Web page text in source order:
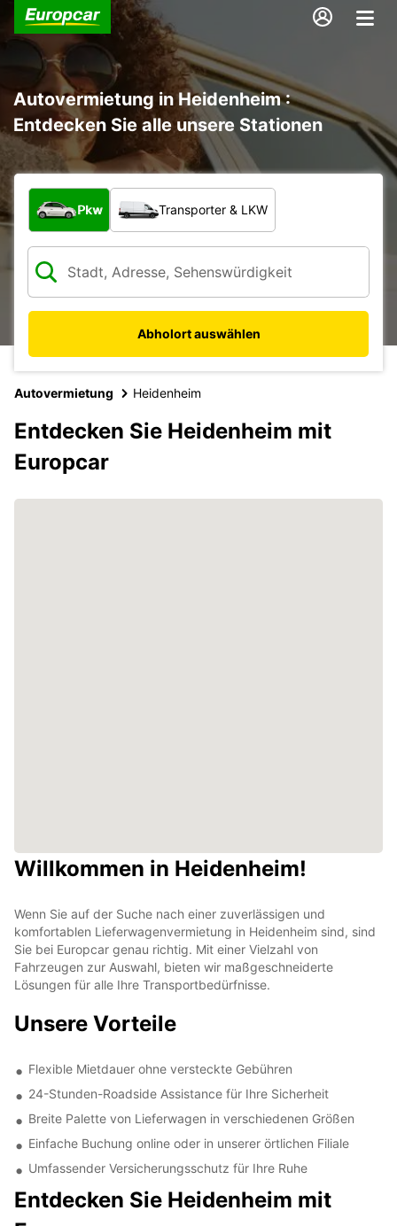
Autovermietung in Heidenheim :
Entdecken Sie alle unsere Stationen
Welche Art von Fahrzeug?
Pkw Transporter & LKW
Abholort auswählen
Autovermietung Heidenheim
Entdecken Sie Heidenheim mit
Europcar
Willkommen in Heidenheim!
Wenn Sie auf der Suche nach einer zuverlässigen und
komfortablen Lieferwagenvermietung in Heidenheim sind, sind
Sie bei Europcar genau richtig. Mit einer Vielzahl von
Fahrzeugen zur Auswahl, bieten wir maßgeschneiderte
Lösungen für alle Ihre Transportbedürfnisse.
Unsere Vorteile
Flexible Mietdauer ohne versteckte Gebühren
24-Stunden-Roadside Assistance für Ihre Sicherheit
Breite Palette von Lieferwagen in verschiedenen Größen
Einfache Buchung online oder in unserer örtlichen Filiale
Umfassender Versicherungsschutz für Ihre Ruhe
Entdecken Sie Heidenheim mit